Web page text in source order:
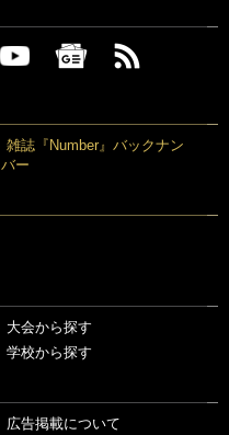
雑誌『Number』バックナン
バー
大会から探す
学校から探す
広告掲載について